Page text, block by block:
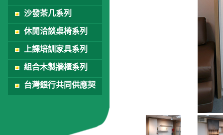
沙發茶几系列
休閒洽談桌椅系列
上課培訓家具系列
組合木製牆櫃系列
台灣銀行共同供應契